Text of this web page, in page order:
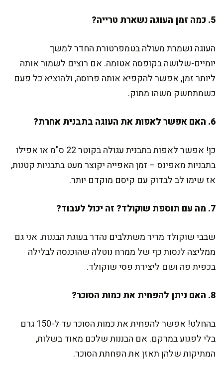
5. כמה זמן העוגה נשארת טרייה?
העוגה נשמרת מעולה בטמפרטורת החדר למשך
יומיים-שלושה בקופסה אטומה. אם רוצים לשמור אותה
ליותר זמן, אפשר להקפיא אותה פרוסה, ולהוציא כל פעם
כשמתחשק משהו מתוק.
6. האם אפשר לאפות את העוגה בתבנית אחרת?
כן! אפשר לאפות בתבנית עגולה בקוטר 22 ס"מ או אפילו
בתבניות מאפינס – זמן האפייה יקוצר מעט בתבניות קטנות,
אז שימו לב לבדוק עם קיסם מוקדם יותר.
7. מה עם תוספת שוקולד? זה יכול לעבוד?
שבבי שוקולד מריר משתלבים נהדר בעוגת הבננות. אני גם
ממליצה לנסות כף של ממרח נוטלה שהוכנסה לבלילה
בכפית פה ושם ליצירת פסי שוקולד.
8. האם ניתן להפחית את כמות הסוכר?
בהחלט! אפשר להפחית את כמות הסוכר עד ל-150 גרם
בלי לפגוע במרקם. אם הבננות שלכם מאוד בשלות,
המתיקות שלהן תאזן את הפחתת הסוכר.